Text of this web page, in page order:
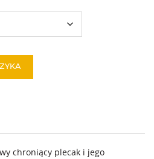
chroniący plecak i jego